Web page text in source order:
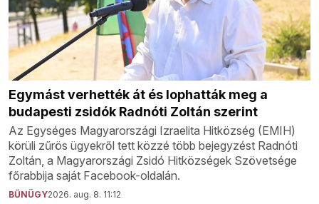
Egymást verhették át és lophatták meg a
budapesti zsidók Radnóti Zoltán szerint
Az Egységes Magyarországi Izraelita Hitközség (EMIH)
körüli zűrös ügyekről tett közzé több bejegyzést Radnóti
Zoltán, a Magyarországi Zsidó Hitközségek Szövetsége
főrabbija saját Facebook-oldalán.
BŰNÜGY2026. aug. 8. 11:12